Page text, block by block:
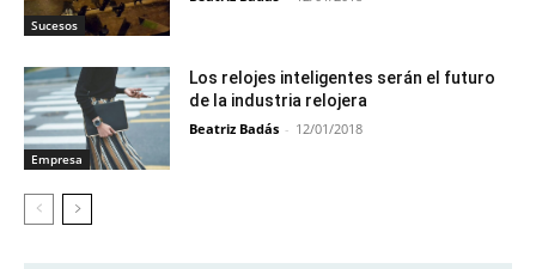
Sucesos
Empresa
Los relojes inteligentes serán el futuro
de la industria relojera
Beatriz Badás - 12/01/2018